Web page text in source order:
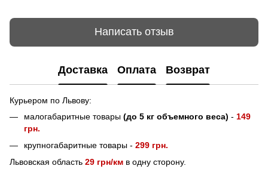
Написать отзыв
Доставка Оплата Возврат
Курьером по Львову:
малогабаритные товары (до 5 кг объемного веса) - 149
грн.
крупногабаритные товары - 299 грн.
Львовская область 29 грн/км в одну сторону.